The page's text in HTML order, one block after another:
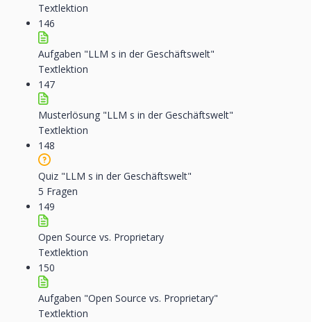
Textlektion
146
Aufgaben "LLM s in der Geschäftswelt"
Textlektion
147
Musterlösung "LLM s in der Geschäftswelt"
Textlektion
148
Quiz "LLM s in der Geschäftswelt"
5 Fragen
149
Open Source vs. Proprietary
Textlektion
150
Aufgaben "Open Source vs. Proprietary"
Textlektion